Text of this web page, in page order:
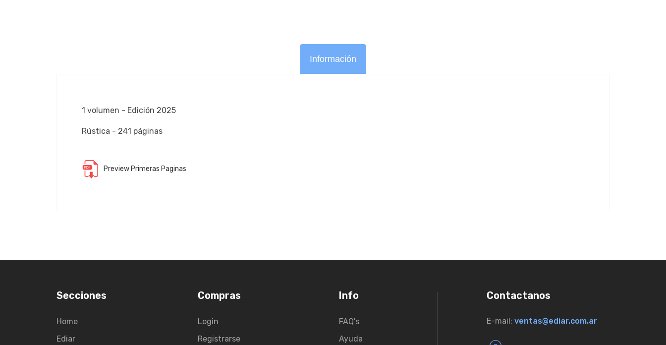
Información
1 volumen - Edición 2025
Rústica - 241 páginas
Preview Primeras Paginas
Secciones
Home
Ediar
Compras
Login
Registrarse
Info
FAQ's
Ayuda
Contactanos
E-mail: ventas@ediar.com.ar